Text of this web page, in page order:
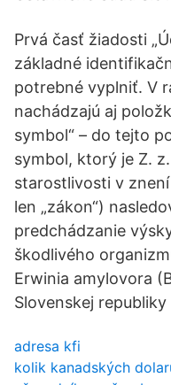
Prvá časť žiadosti
základné
potrebné vyplniť. V
nachádzajú aj
symbol“ – do tejto
symbol, ktorý je Z.
starostlivosti v
len „zákon“)
predchádzanie
škodlivého
Erwinia amylovora
Slovenskej republiky
adresa kfi
kolik kanadských